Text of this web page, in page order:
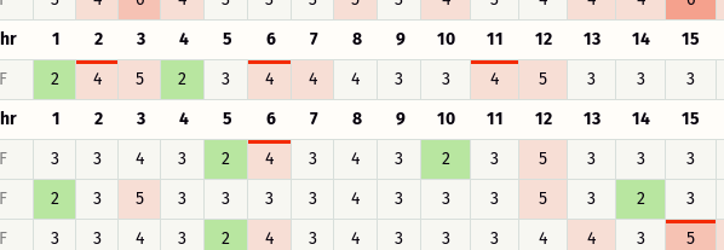
1 2 3 4 5 6 7 8 9 10 11 12 13 14 15
F 2 4 5 2 3 4 4 4 3 3 4 5 3 3 3
1 2 3 4 5 6 7 8 9 10 11 12 13 14 15
F 3 3 4 3 2 4 3 4 3 2 3 5 3 3 3
F 2 3 5 3 3 3 3 4 3 3 3 5 3 2 3
F 3 3 4 3 2 4 3 4 3 3 3 4 4 3 5